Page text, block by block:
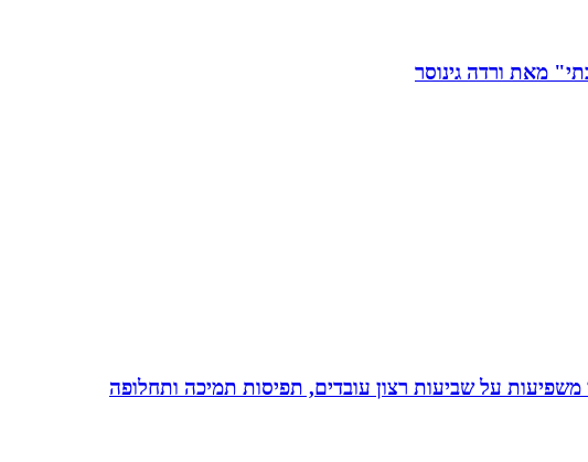
מאת ורדה גינוסר
משפיעות על שביעות רצון עובדים, תפיסות תמיכה ותחלופה